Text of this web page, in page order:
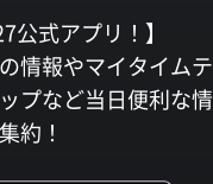
公式アプリ！】
情報やマイタイムテ
プなど当日便利な情
約！